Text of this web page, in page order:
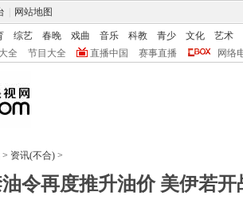
网站地图
综艺 春晚 戏曲 音乐 科教 青少 文化
艺术
全 节目大全 直播中国 赛事直播 网络
> 资讯(不合) >
令再度推升油价 美伊若开